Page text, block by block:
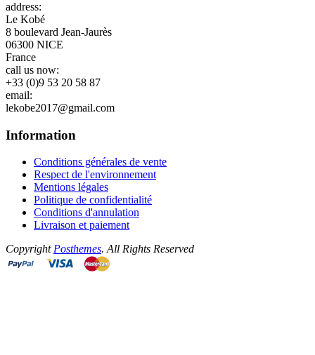
address:
Le Kobé
8 boulevard Jean-Jaurès
06300 NICE
France
call us now:
+33 (0)9 53 20 58 87
email:
lekobe2017@gmail.com
Information
Conditions générales de vente
Respect de l'environnement
Mentions légales
Politique de confidentialité
Conditions d'annulation
Livraison et paiement
CopyrightPosthemes. All Rights Reserved